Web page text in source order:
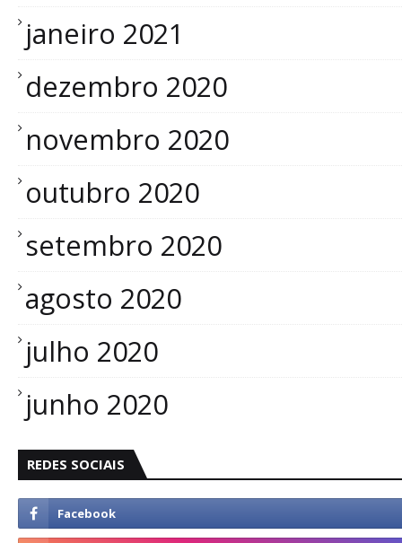
janeiro 2021
dezembro 2020
novembro 2020
outubro 2020
setembro 2020
agosto 2020
julho 2020
junho 2020
REDES SOCIAIS